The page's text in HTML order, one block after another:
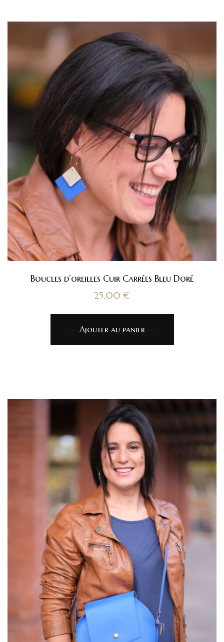
Boucles d’oreilles Cuir Carrées Bleu Doré
25,00 €
Ajouter au panier